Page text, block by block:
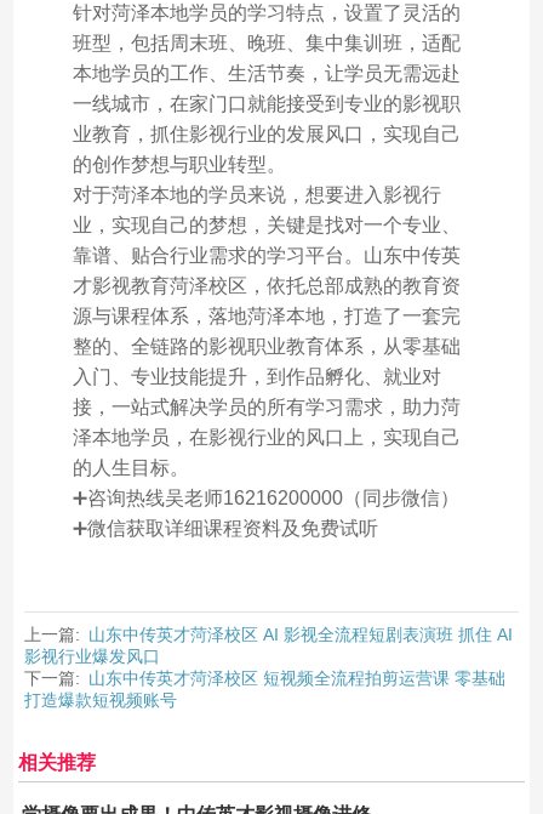
针对菏泽本地学员的学习特点，设置了灵活的
班型，包括周末班、晚班、集中集训班，适配
本地学员的工作、生活节奏，让学员无需远赴
一线城市，在家门口就能接受到专业的影视职
业教育，抓住影视行业的发展风口，实现自己
的创作梦想与职业转型。
对于菏泽本地的学员来说，想要进入影视行
业，实现自己的梦想，关键是找对一个专业、
靠谱、贴合行业需求的学习平台。山东中传英
才影视教育菏泽校区，依托总部成熟的教育资
源与课程体系，落地菏泽本地，打造了一套完
整的、全链路的影视职业教育体系，从零基础
入门、专业技能提升，到作品孵化、就业对
接，一站式解决学员的所有学习需求，助力菏
泽本地学员，在影视行业的风口上，实现自己
的人生目标。
➕咨询热线吴老师16216200000（同步微信）
➕微信获取详细课程资料及免费试听
上一篇: 山东中传英才菏泽校区 AI 影视全流程短剧表演班 抓住 AI
影视行业爆发风口
下一篇: 山东中传英才菏泽校区 短视频全流程拍剪运营课 零基础
打造爆款短视频账号
相关推荐